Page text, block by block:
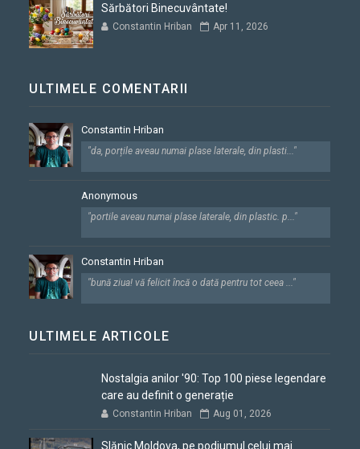
Sărbători Binecuvântate!
Constantin Hriban Apr 11, 2026
ULTIMELE COMENTARII
Constantin Hriban
"da, porțile aveau numai plase laterale, din plasti..."
Anonymous
"portile aveau numai plase laterale, din plastic. p..."
Constantin Hriban
"bună ziua! vă felicit încă o dată pentru tot ceea ..."
ULTIMELE ARTICOLE
Nostalgia anilor '90: Top 100 piese legendare
care au definit o generație
Constantin Hriban Aug 01, 2026
Slănic Moldova, pe podiumul celui mai